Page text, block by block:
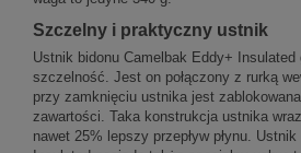
Szczelny i praktyczny ustnik
Ustnik bidonu Camelbak Eddy+ Insulated
szczelność. Jest on połączony z rurką
przy zamknięciu ustnika jest
zawartości. Taka konstrukcja ustnika
nawet 25% lepszy przepływ płynu.